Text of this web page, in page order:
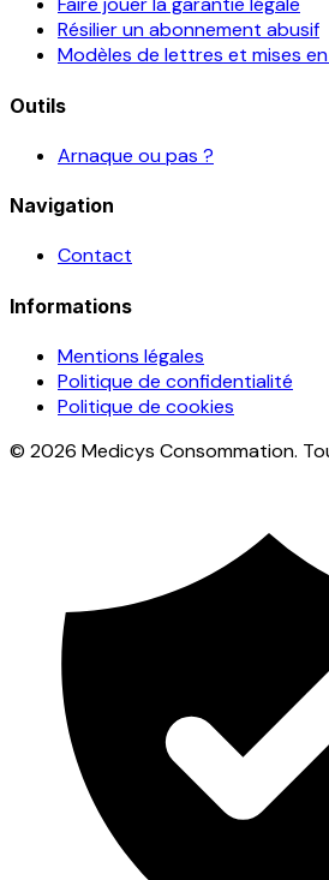
Résilier un abonnement abusif
Modèles de lettres et mises
Outils
Arnaque ou pas ?
Navigation
Contact
Informations
Mentions légales
Politique de confidentialité
Politique de cookies
© 2026 Medicys Consommation.